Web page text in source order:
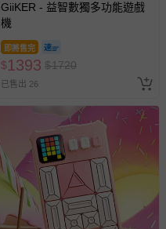
GiiKER - 益智數獨多功能遊戲
機
即將售完
$1393 $1720
已售出 26